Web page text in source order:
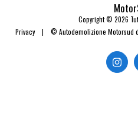
Copyright © 2026
Privacy| © Autodemolizione Motorsud